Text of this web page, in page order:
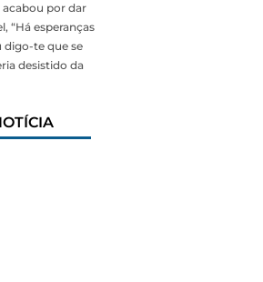
acabou por dar
“Há esperanças
digo-te que se
desistido da